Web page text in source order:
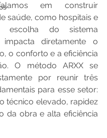
em construir
saúde, como hospitais e
escolha do sistema
impacta diretamente o
o conforto e a eficiência
O método ARXX se
por reunir três
para esse setor:
técnico elevado, rapidez
da obra e alta eficiência